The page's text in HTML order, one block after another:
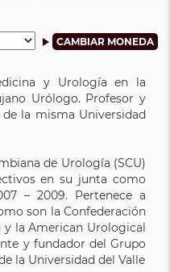
y Urología en la
Urólogo. Profesor y
la misma Universidad
de Urología (SCU)
en su junta como
– 2009. Pertenece a
son la Confederación
y la American Urological
y fundador del Grupo
la Universidad del Valle